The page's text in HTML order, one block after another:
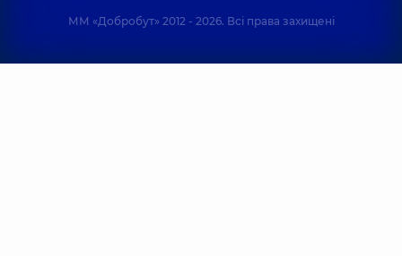
ММ «Добробут» 2012 - 2026. Всі права захищені